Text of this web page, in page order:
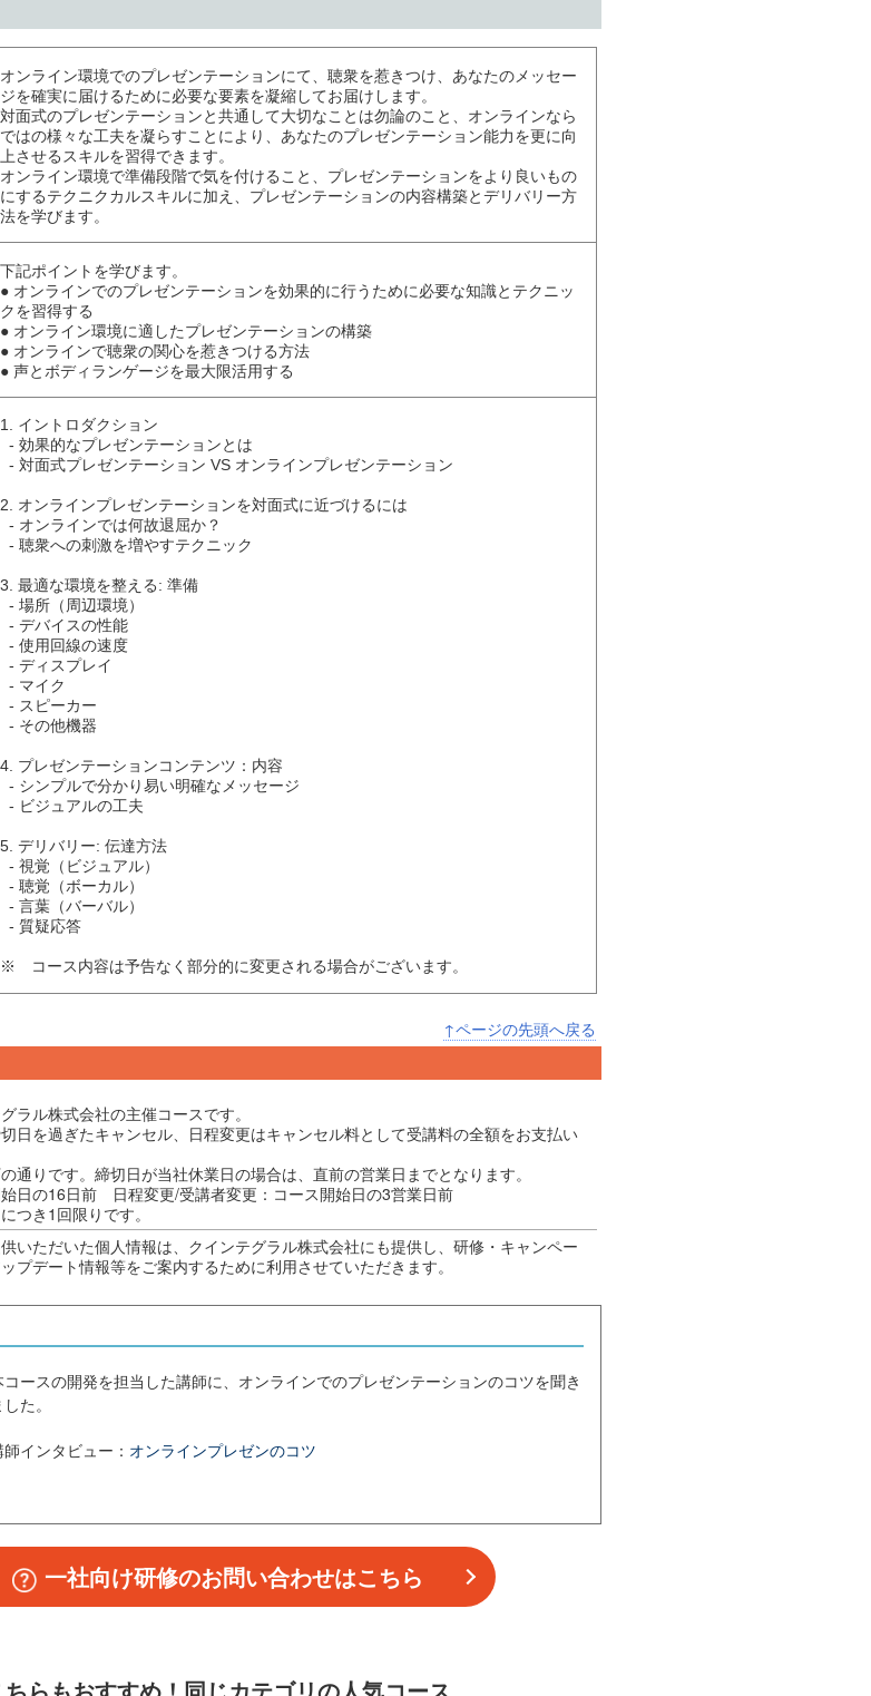
オンライン環境でのプレゼンテーションにて、聴衆を惹きつけ、あなたのメッセー
ジを確実に届けるために必要な要素を凝縮してお届けします。
対面式のプレゼンテーションと共通して大切なことは勿論のこと、オンラインなら
ではの様々な工夫を凝らすことにより、あなたのプレゼンテーション能力を更に向
上させるスキルを習得できます。
オンライン環境で準備段階で気を付けること、プレゼンテーションをより良いもの
にするテクニクカルスキルに加え、プレゼンテーションの内容構築とデリバリー方
法を学びます。
下記ポイントを学びます。
● オンラインでのプレゼンテーションを効果的に行うために必要な知識とテクニッ
クを習得する
● オンライン環境に適したプレゼンテーションの構築
● オンラインで聴衆の関心を惹きつける方法
● 声とボディランゲージを最大限活用する
1. イントロダクション
2. オンラインプレゼンテーションを対面式に近づけるには
3. 最適な環境を整える: 準備
4. プレゼンテーションコンテンツ：内容
5. デリバリー: 伝達方法
※　コース内容は予告なく部分的に変更される場合がございます。
↑ページの先頭へ戻る
ラル株式会社の主催コースです。
日を過ぎたキャンセル、日程変更はキャンセル料として受講料の全額をお支払い
通りです。締切日が当社休業日の場合は、直前の営業日までとなります。
日の16日前 日程変更/受講者変更：コース開始日の3営業日前
つき1回限りです。
いただいた個人情報は、クインテグラル株式会社にも提供し、研修・キャンペー
プデート情報等をご案内するために利用させていただきます。
コースの開発を担当した講師に、オンラインでのプレゼンテーションのコツを聞き
た。
師インタビュー： オンラインプレゼンのコツ
一社向け研修のお問い合わせはこちら